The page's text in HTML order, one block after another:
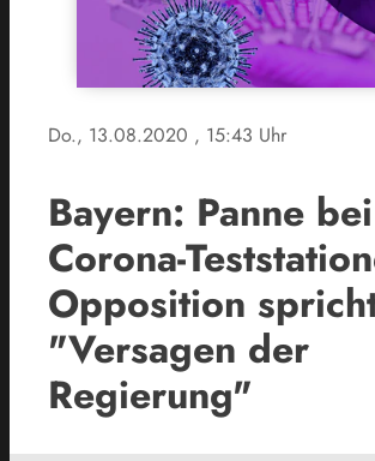
Do., 13.08.2020 , 15:43 Uhr
Bayern: Panne bei
Corona-
Opposition
"Versagen der
Regierung"